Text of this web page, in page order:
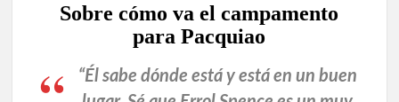
Sobre cómo va el campamento
para Pacquiao
“Él sabe dónde está y está en un buen